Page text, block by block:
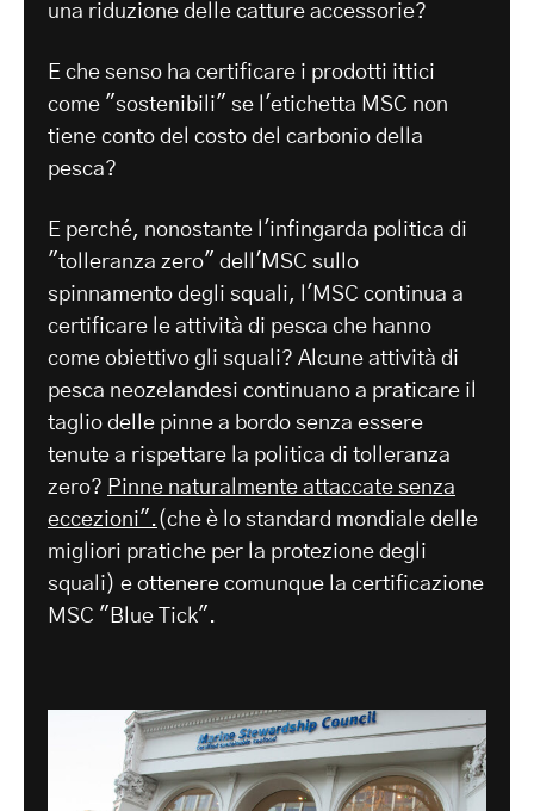
una riduzione delle catture accessorie?
E che senso ha certificare i prodotti ittici
come "sostenibili" se l'etichetta MSC non
tiene conto del costo del carbonio della
pesca?
E perché, nonostante l'infingarda politica di
"tolleranza zero" dell'MSC sullo
spinnamento degli squali, l'MSC continua a
certificare le attività di pesca che hanno
come obiettivo gli squali? Alcune attività di
pesca neozelandesi continuano a praticare il
taglio delle pinne a bordo senza essere
tenute a rispettare la politica di tolleranza
zero? Pinne naturalmente attaccate senza
eccezioni".(che è lo standard mondiale delle
migliori pratiche per la protezione degli
squali) e ottenere comunque la certificazione
MSC "Blue Tick".